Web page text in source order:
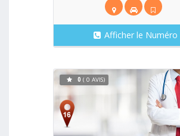
Afficher le Numéro
0 ( 0 AVIS)